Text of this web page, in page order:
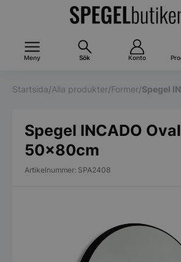
Meny Sök Konto
Startsida/Alla produkter/Former/Spegel
Spegel INCADO Oval
50x80cm
Artikelnummer: SPA2408